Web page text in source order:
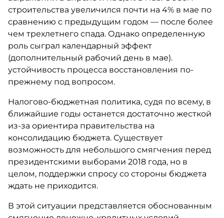
строительства увеличился почти на 4% в мае по
сравнению с предыдущим годом — после более
чем трехлетнего спада. Однако определенную
роль сыграл календарный эффект
(дополнительный рабочий день в мае).
устойчивость процесса восстановления по-
прежнему под вопросом.
Налогово-бюджетная политика, судя по всему, в
ближайшие годы останется достаточно жесткой
из-за ориентира правительства на
консолидацию бюджета. Существует
возможность для небольшого смягчения перед
президентскими выборами 2018 года, но в
целом, поддержки спросу со стороны бюджета
ждать не приходится.
В этой ситуации представляется обоснованным